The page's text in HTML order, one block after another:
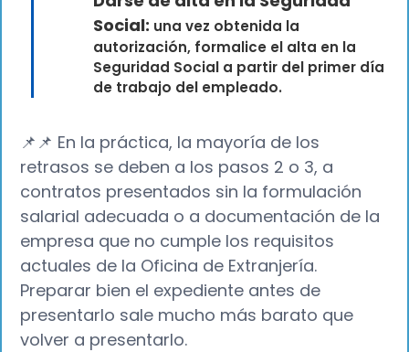
Social: una vez obtenida la
autorización, formalice el alta en la
Seguridad Social a partir del primer día
de trabajo del empleado.
📌📌 En la práctica, la mayoría de los
retrasos se deben a los pasos 2 o 3, a
contratos presentados sin la formulación
salarial adecuada o a documentación de la
empresa que no cumple los requisitos
actuales de la Oficina de Extranjería.
Preparar bien el expediente antes de
presentarlo sale mucho más barato que
volver a presentarlo.